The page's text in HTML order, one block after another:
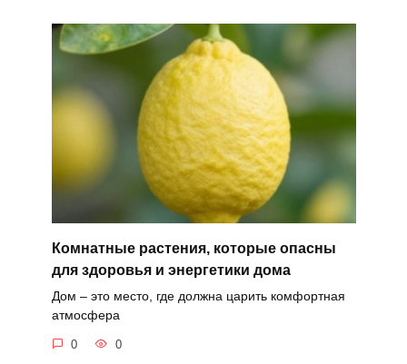
Комнатные растения, которые опасны
для здоровья и энергетики дома
Дом – это место, где должна царить комфортная
атмосфера
0 0